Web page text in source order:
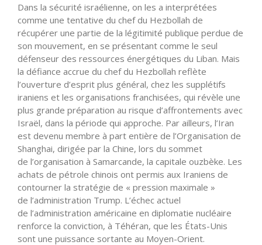
Dans la sécurité israélienne, on les a interprétées
comme une tentative du chef du Hezbollah de
récupérer une partie de la légitimité publique perdue de
son mouvement, en se présentant comme le seul
défenseur des ressources énergétiques du Liban. Mais
la défiance accrue du chef du Hezbollah reflète
l’ouverture d’esprit plus général, chez les supplétifs
iraniens et les organisations franchisées, qui révèle une
plus grande préparation au risque d’affrontements avec
Israël, dans la période qui approche. Par ailleurs, l’Iran
est devenu membre à part entière de l’Organisation de
Shanghai, dirigée par la Chine, lors du sommet
de l’organisation à Samarcande, la capitale ouzbèke. Les
achats de pétrole chinois ont permis aux Iraniens de
contourner la stratégie de « pression maximale »
de l’administration Trump. L’échec actuel
de l’administration américaine en diplomatie nucléaire
renforce la conviction, à Téhéran, que les États-Unis
sont une puissance sortante au Moyen-Orient.